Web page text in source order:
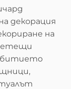
декорация
на